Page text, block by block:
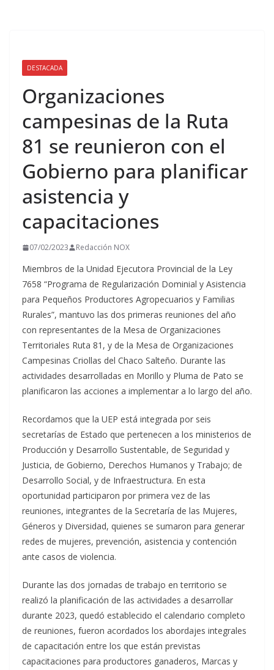
DESTACADA
Organizaciones
campesinas de la Ruta
81 se reunieron con el
Gobierno para planificar
asistencia y
capacitaciones
07/02/2023 Redacción NOX
Miembros de la Unidad Ejecutora Provincial de la Ley
7658 “Programa de Regularización Dominial y Asistencia
para Pequeños Productores Agropecuarios y Familias
Rurales”, mantuvo las dos primeras reuniones del año
con representantes de la Mesa de Organizaciones
Territoriales Ruta 81, y de la Mesa de Organizaciones
Campesinas Criollas del Chaco Salteño. Durante las
actividades desarrolladas en Morillo y Pluma de Pato se
planificaron las acciones a implementar a lo largo del año.
Recordamos que la UEP está integrada por seis
secretarías de Estado que pertenecen a los ministerios de
Producción y Desarrollo Sustentable, de Seguridad y
Justicia, de Gobierno, Derechos Humanos y Trabajo; de
Desarrollo Social, y de Infraestructura. En esta
oportunidad participaron por primera vez de las
reuniones, integrantes de la Secretaría de las Mujeres,
Géneros y Diversidad, quienes se sumaron para generar
redes de mujeres, prevención, asistencia y contención
ante casos de violencia.
Durante las dos jornadas de trabajo en territorio se
realizó la planificación de las actividades a desarrollar
durante 2023, quedó establecido el calendario completo
de reuniones, fueron acordados los abordajes integrales
de capacitación entre los que están previstas
capacitaciones para productores ganaderos, Marcas y